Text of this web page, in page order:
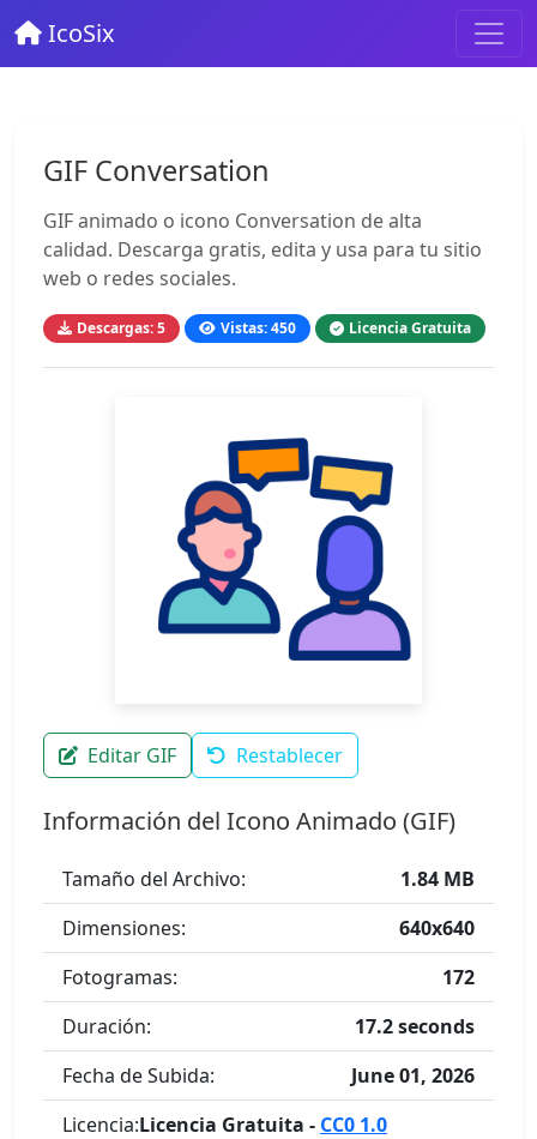
IcoSix
GIF Conversation
GIF animado o icono Conversation de alta
calidad. Descarga gratis, edita y usa para tu sitio
web o redes sociales.
Descargas: 5 Vistas: 450 Licencia Gratuita
Editar GIF Restablecer
Información del Icono Animado (GIF)
Tamaño del Archivo:
1.84 MB
Dimensiones:
640x640
Fotogramas:
172
Duración:
17.2 seconds
Fecha de Subida:
June 01, 2026
Licencia:Licencia Gratuita - CC0 1.0